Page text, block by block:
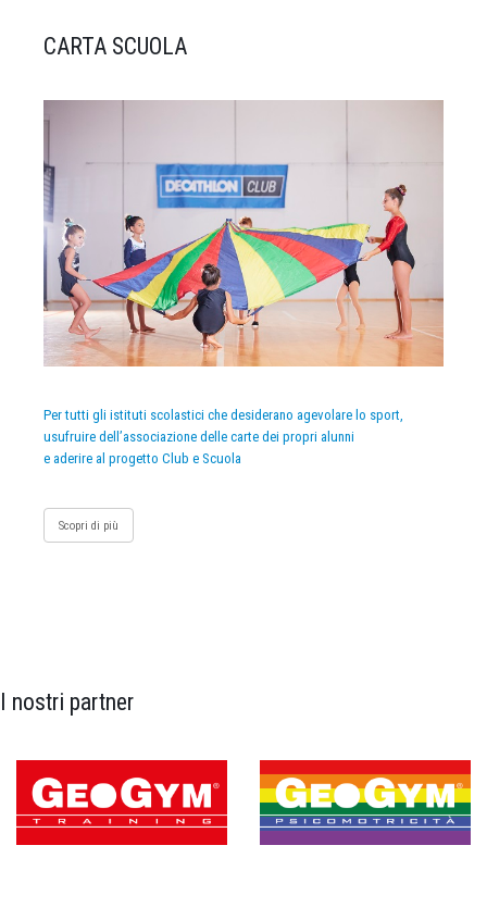
CARTA SCUOLA
Per tutti gli istituti scolastici che desiderano agevolare lo sport,
usufruire dell’associazione delle carte dei propri alunni
e aderire al progetto Club e Scuola
Scopri di più
I nostri partner